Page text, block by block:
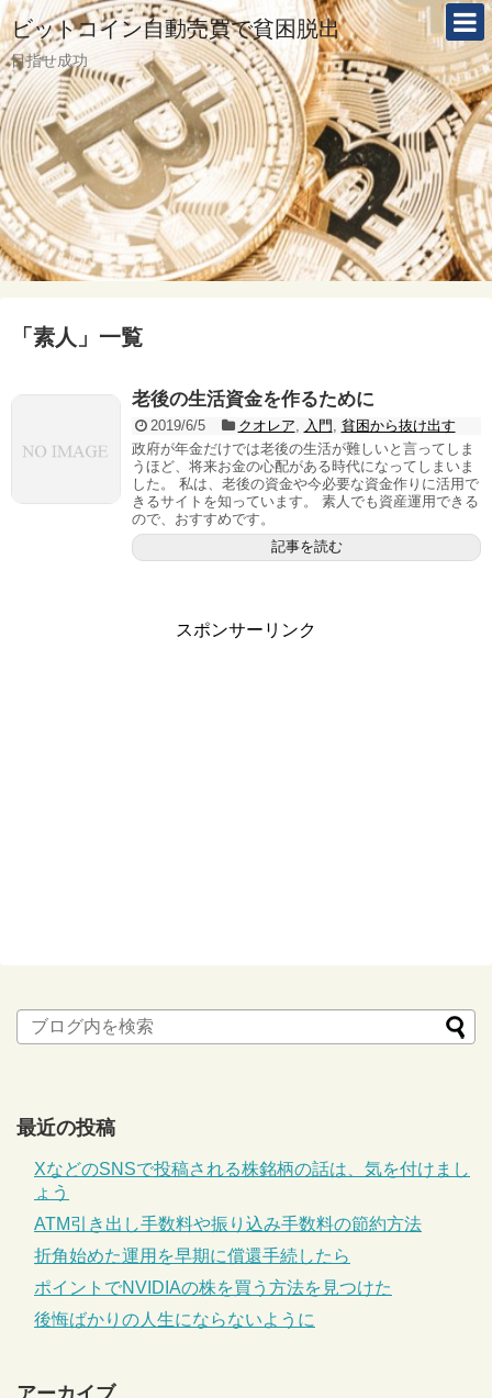
ビットコイン自動売買で貧困脱出
目指せ成功
「 素人 」 一覧
老後の生活資金を作るために
2019/6/5 クオレア 入門
貧困から抜け出す
政府が年金だけでは老後の生活が難しいと言ってしま
うほど、将来お金の心配がある時代になってしまいま
した。 私は、老後の資金や今必要な資金作りに活用で
きるサイトを知っています。 素人でも資産運用できる
ので、おすすめです。
記事を読む
スポンサーリンク
最近の投稿
XなどのSNSで投稿される株銘柄の話は、気を付けまし
ょう
ATM引き出し手数料や振り込み手数料の節約方法
折角始めた運用を早期に償還手続したら
ポイントでNVIDIAの株を買う方法を見つけた
後悔ばかりの人生にならないように
アーカイブ